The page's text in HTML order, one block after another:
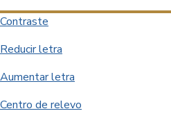
Contraste
Reducir letra
Aumentar letra
Centro de relevo